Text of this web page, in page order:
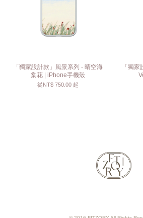
「獨家設計款」風景系列 - 晴空海
棠花 | iPhone手機殼
從NT$ 750.00 起
「獨